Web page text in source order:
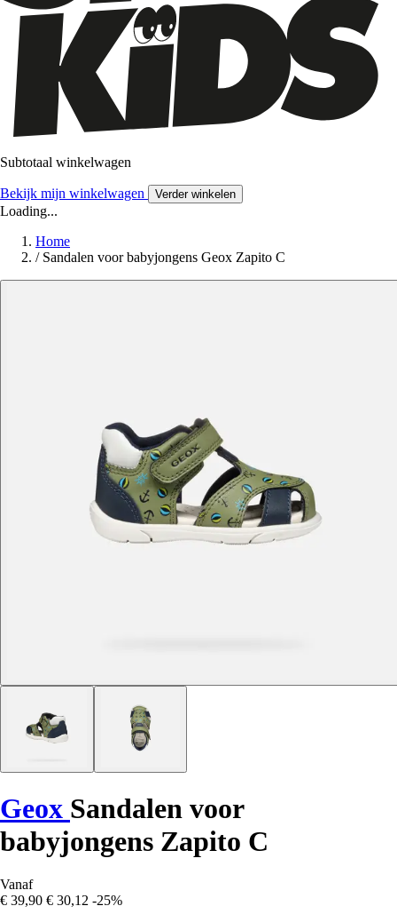
Subtotaal winkelwagen
Bekijk mijn winkelwagen Verder winkelen
Loading...
Home
/ Sandalen voor babyjongens Geox Zapito C
Geox Sandalen voor
babyjongens Zapito C
Vanaf
€ 39,90 € 30,12 -25%